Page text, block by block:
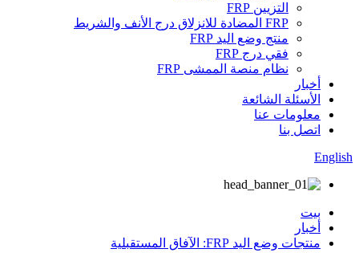
التزيين FRP
FRP المضادة للانزلاق درج الأنف والشريط
منتج وضع اليد FRP
فقي درج FRP
نظام منصة الممشى FRP
أخبار
الأسئلة الشائعة
معلومات عنا
اتصل بنا
English
بيت
أخبار
منتجات وضع اليد FRP: الآفاق المستقبلية